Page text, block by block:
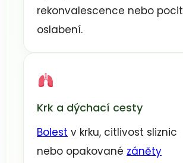
rekonvalescence nebo pocit
oslabení.
Krk a dýchací cesty
Bolest v krku, citlivost sliznic
nebo opakované záněty